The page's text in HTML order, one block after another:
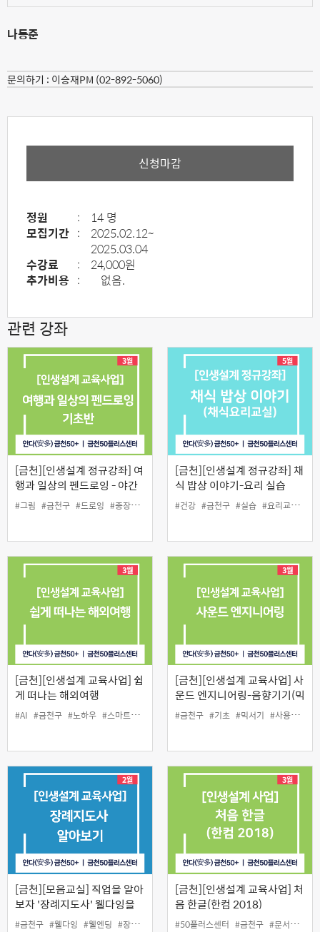
나동준
문의하기 : 이승재PM (02-892-5060)
신청마감
정원 :
14 명
모집기간 :
2025.02.12~
2025.03.04
수강료
:
24,000원
추가비용 : 없음.
관련 강좌
[금천][인생설계 정규강좌] 여
행과 일상의 펜드로잉 - 야간
기초반
#그림 #금천구 #드로잉 #중장년 #펜드로잉
[금천][인생설계 정규강좌] 채
식 밥상 이야기-요리 실습
#건강 #금천구 #실습 #요리교실
[금천][인생설계 교육사업] 쉽
게 떠나는 해외여행
#AI #금천구 #노하우 #스마트폰 #중장년
[금천][인생설계 교육사업] 사
운드 엔지니어링-음향기기(믹
서기) 사용법
#금천구 #기초 #믹서기 #사용법
[금천][모음교실] 직업을 알아
보자 '장례지도사' 웰다잉을
위한 엔딩플랜
#금천구 #웰다잉 #웰엔딩 #장례지도사 #중장년 #직업
[금천][인생설계 교육사업] 처
음 한글(한컴 2018)
#50플러스센터 #금천구 #문서작업